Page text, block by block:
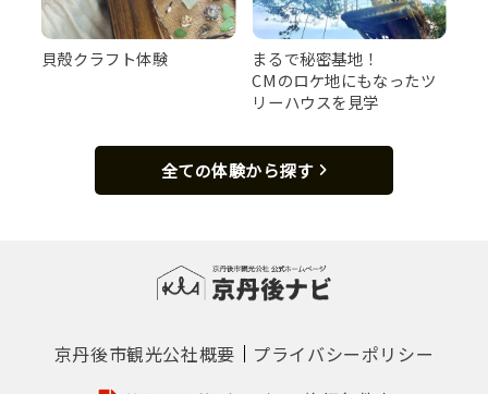
貝殻クラフト体験
まるで秘密基地！
CMのロケ地にもなったツ
リーハウスを見学
全ての体験から探す
京丹後市観光公社概要
プライバシーポリシー